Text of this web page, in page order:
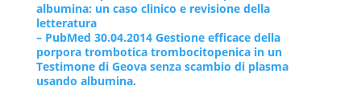
albumina: un caso clinico e revisione della
letteratura
– PubMed 30.04.2014 Gestione efficace della
porpora trombotica trombocitopenica in un
Testimone di Geova senza scambio di plasma
usando albumina.